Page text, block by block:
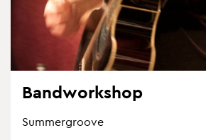
Band­work­shop
Sum­mer­groo­ve